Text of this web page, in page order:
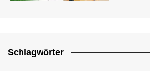
Schlagwörter